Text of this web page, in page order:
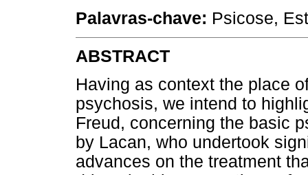
Palavras-chave: Psicose,
ABSTRACT
Having as context the place
psychosis, we intend to
Freud, concerning the basic
by Lacan, who undertook
advances on the treatment